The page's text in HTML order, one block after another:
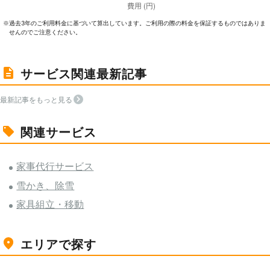
※過去3年のご利⽤料⾦に基づいて算出しています。ご利⽤の際の料⾦を保証するものではありま
せんのでご注意ください。
サービス関連最新記事
最新記事をもっと見る
関連サービス
家事代行サービス
雪かき、除雪
家具組立・移動
エリアで探す